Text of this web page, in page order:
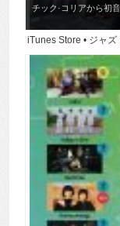
チック·コリアから初
iTunes Store • ジャ